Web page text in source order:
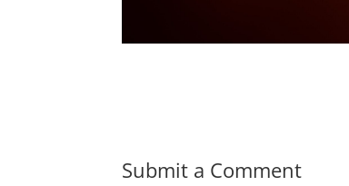
Submit a Comment